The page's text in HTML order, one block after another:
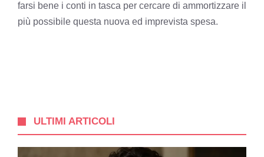
farsi bene i conti in tasca per cercare di ammortizzare il
più possibile questa nuova ed imprevista spesa.
ULTIMI ARTICOLI